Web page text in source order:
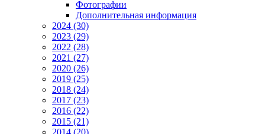
Фотографии
Дополнительная информация
2024 (30)
2023 (29)
2022 (28)
2021 (27)
2020 (26)
2019 (25)
2018 (24)
2017 (23)
2016 (22)
2015 (21)
2014 (20)